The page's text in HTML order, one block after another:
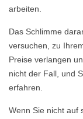
arbeiten.
Das Schlimme
versuchen, zu
Preise verlangen
nicht der Fall, und
erfahren.
Wenn Sie nicht auf